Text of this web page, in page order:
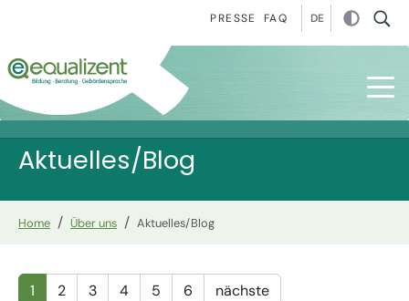
PRESSE FAQ DE
Aktuelles/Blog
You are here:
Home Über uns Aktuelles/Blog
1 2 3 4 5 6 nächste